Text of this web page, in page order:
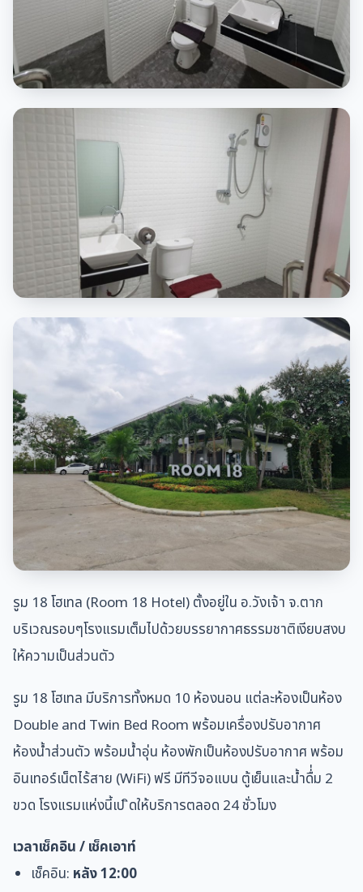
รูม 18 โฮเทล (Room 18 Hotel) ตั้งอยู่ใน อ.วังเจ้า จ.ตาก
บริเวณรอบๆโรงแรมเต็มไปด้วยบรรยากาศธรรมชาติเงียบสงบ
ให้ความเป็นส่วนตัว
รูม 18 โฮเทล มีบริการทั้งหมด 10 ห้องนอน แต่ละห้องเป็นห้อง
Double and Twin Bed Room พร้อมเครื่องปรับอากาศ
ห้องน้ำส่วนตัว พร้อมน้ำอุ่น ห้องพักเป็นห้องปรับอากาศ พร้อม
อินเทอร์เน็ตไร้สาย (WiFi) ฟรี มีทีวีจอแบน ตู้เย็นและน้ำดื่่ม 2
ขวดโรงแรมแห่งนี้เปิดให้บริการตลอด 24 ชั่วโมง
เวลาเช็คอิน / เช็คเอาท์
เช็คอิน: หลัง 12:00